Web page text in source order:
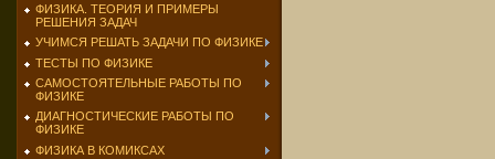
ФИЗИКА. ТЕОРИЯ И ПРИМЕРЫ
РЕШЕНИЯ ЗАДАЧ
УЧИМСЯ РЕШАТЬ ЗАДАЧИ ПО ФИЗИКЕ
ТЕСТЫ ПО ФИЗИКЕ
САМОСТОЯТЕЛЬНЫЕ РАБОТЫ ПО
ФИЗИКЕ
ДИАГНОСТИЧЕСКИЕ РАБОТЫ ПО
ФИЗИКЕ
ФИЗИКА В КОМИКСАХ